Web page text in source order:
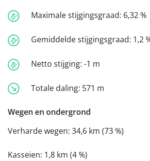
Maximale stijgingsgraad: 6,32 %
Gemiddelde stijgingsgraad: 1,2
Netto stijging: -1 m
Totale daling: 571 m
Wegen en ondergrond
Verharde wegen: 34,6 km (73 %)
Kasseien: 1,8 km (4 %)